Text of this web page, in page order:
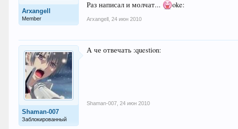
Arxangell
Member
Раз написал и молчат...
oke:
Arxangell 24 июн 2010
Shaman-007
Заблокированный
А че отвечать :question:
Shaman-007 24 июн 2010